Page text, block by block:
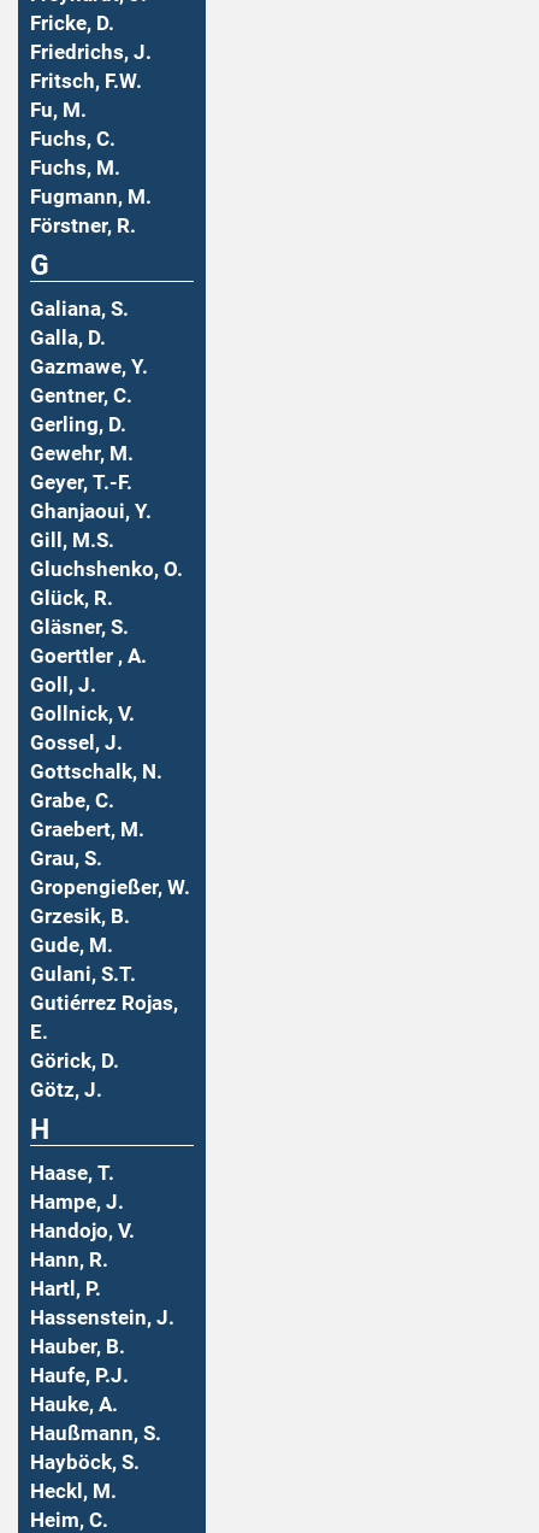
Fricke, D.
Friedrichs, J.
Fritsch, F.W.
Fu, M.
Fuchs, C.
Fuchs, M.
Fugmann, M.
Förstner, R.
G
Galiana, S.
Galla, D.
Gazmawe, Y.
Gentner, C.
Gerling, D.
Gewehr, M.
Geyer, T.-F.
Ghanjaoui, Y.
Gill, M.S.
Gluchshenko, O.
Glück, R.
Gläsner, S.
Goerttler , A.
Goll, J.
Gollnick, V.
Gossel, J.
Gottschalk, N.
Grabe, C.
Graebert, M.
Grau, S.
Gropengießer, W.
Grzesik, B.
Gude, M.
Gulani, S.T.
Gutiérrez Rojas,
E.
Görick, D.
Götz, J.
H
Haase, T.
Hampe, J.
Handojo, V.
Hann, R.
Hartl, P.
Hassenstein, J.
Hauber, B.
Haufe, P.J.
Hauke, A.
Haußmann, S.
Hayböck, S.
Heckl, M.
Heim, C.